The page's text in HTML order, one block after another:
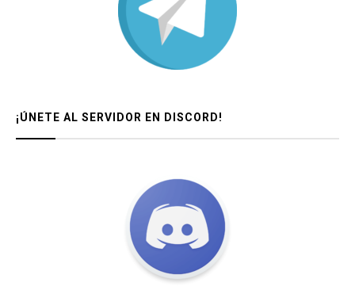
¡ÚNETE AL SERVIDOR EN DISCORD!